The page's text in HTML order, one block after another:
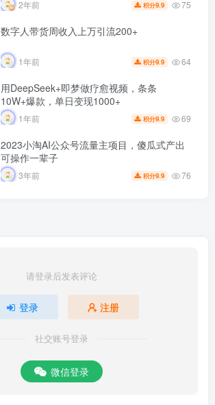
2年前 积分9.9 75
数字人带货周收入上万引流200+
1年前 积分9.9 64
用DeepSeek+即梦做疗愈视频，条条
10W+爆款，单日变现1000+
1年前 积分9.9 69
2023小淘AI公众号流量主项目，傻瓜式产出
可操作一辈子
3年前 积分9.9 76
请登录后发表评论
登录 注册
社交账号登录
微信登录